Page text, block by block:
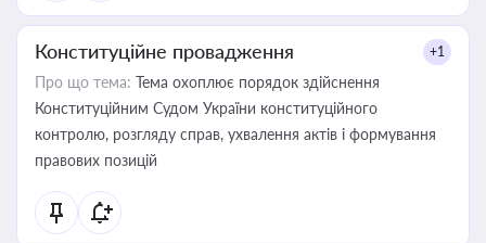
Конституційне провадження +1
Про що тема: Тема охоплює порядок здійснення
Конституційним Судом України конституційного
контролю, розгляду справ, ухвалення актів і формування
правових позицій